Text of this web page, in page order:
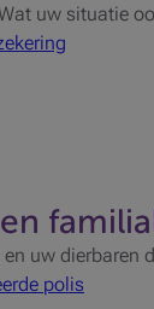
uw situatie
uw dierbaren
polis